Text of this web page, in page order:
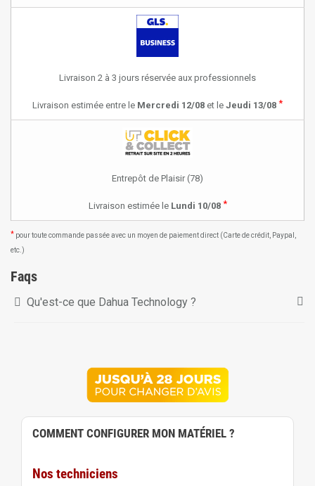
Livraison 2 à 3 jours réservée aux professionnels
Livraison estimée entre le Mercredi 12/08 et le Jeudi 13/08 *
Entrepôt de Plaisir (78)
Livraison estimée le Lundi 10/08 *
* pour toute commande passée avec un moyen de paiement direct (Carte de crédit, Paypal,
etc.)
Faqs
Qu'est-ce que Dahua Technology ?
COMMENT CONFIGURER MON MATÉRIEL ?
Nos techniciens